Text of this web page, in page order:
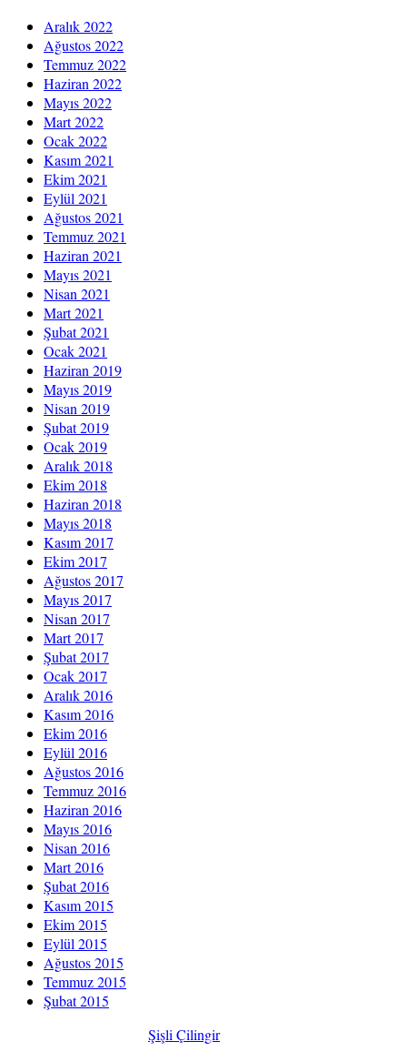
Aralık 2022
Ağustos 2022
Temmuz 2022
Haziran 2022
Mayıs 2022
Mart 2022
Ocak 2022
Kasım 2021
Ekim 2021
Eylül 2021
Ağustos 2021
Temmuz 2021
Haziran 2021
Mayıs 2021
Nisan 2021
Mart 2021
Şubat 2021
Ocak 2021
Haziran 2019
Mayıs 2019
Nisan 2019
Şubat 2019
Ocak 2019
Aralık 2018
Ekim 2018
Haziran 2018
Mayıs 2018
Kasım 2017
Ekim 2017
Ağustos 2017
Mayıs 2017
Nisan 2017
Mart 2017
Şubat 2017
Ocak 2017
Aralık 2016
Kasım 2016
Ekim 2016
Eylül 2016
Ağustos 2016
Temmuz 2016
Haziran 2016
Mayıs 2016
Nisan 2016
Mart 2016
Şubat 2016
Kasım 2015
Ekim 2015
Eylül 2015
Ağustos 2015
Temmuz 2015
Şubat 2015
Şişli Çilingir